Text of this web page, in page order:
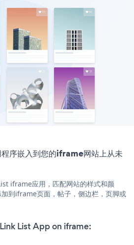
序嵌入到您的iframe网站上从未
iframe应用，匹配网站的样式和颜
到iframe页面，帖子，侧边栏，页脚或
List App on iframe: